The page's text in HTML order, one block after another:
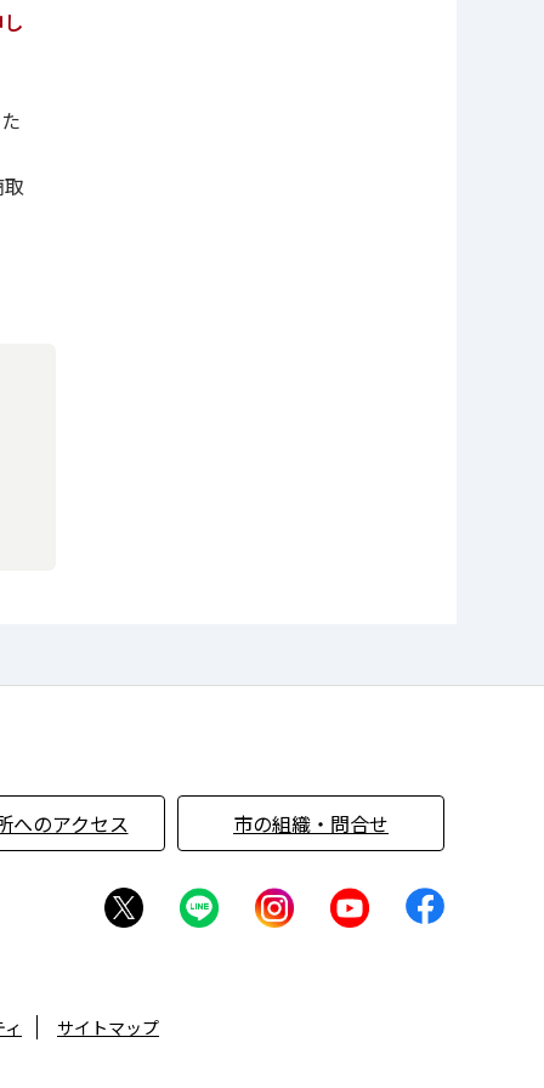
へのアクセス 市の組織・問合せ
サイトマップ